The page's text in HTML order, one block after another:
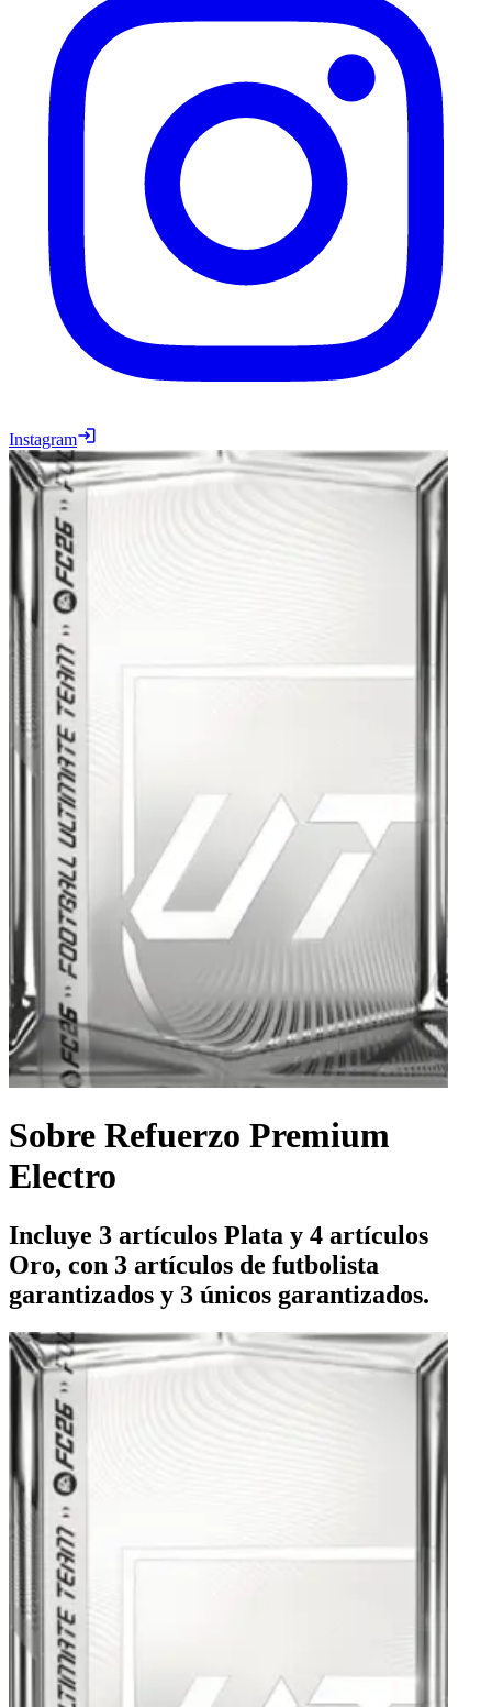
Instagram
Sobre Refuerzo Premium
Electro
Incluye 3 artículos Plata y 4 artículos
Oro, con 3 artículos de futbolista
garantizados y 3 únicos garantizados.